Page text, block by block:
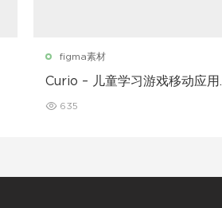
figma素材
Curio – 儿童学习游戏移动应用
635